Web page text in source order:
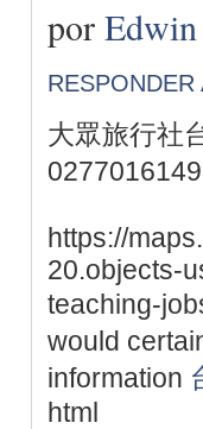
por
RESPONDER
大眾旅行社
https://
20.objects-
teaching-
would
information
html